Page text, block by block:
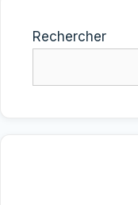
Rechercher